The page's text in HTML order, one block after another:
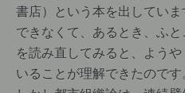
書店）という本を出してい
できなくて、あるとき、ふと
を読み直してみると、よう
いることが理解できたのです。